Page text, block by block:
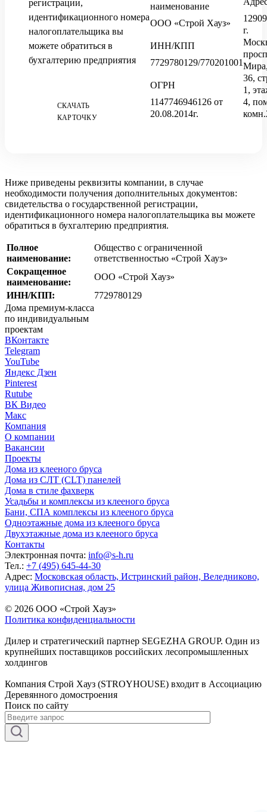
регистрации,
идентификационного номера
налогоплательщика вы
можете обратиться в
бухгалтерию предприятия
СКАЧАТЬ
КАРТОЧКУ
наименование
ООО «Строй Хауз»
ИНН/КПП
7729780129/770201001
ОГРН
1147746946126 от
20.08.2014г.
г.
36,
1,
4,
Ниже приведены реквизиты компании, в случае
необходимости получения дополнительных документов:
свидетельства о государственной регистрации,
идентификационного номера налогоплательщика вы можете
обратиться в бухгалтерию предприятия.
Полное
наименование:
Общество с ограниченной
ответственностью «Строй Хауз»
Сокращенное
наименование:
ООО «Строй Хауз»
ИНН/КПП:
7729780129
Дома премиум-класса
по индивидуальным
проектам
ВКонтакте
Telegram
YouTube
Яндекс Дзен
Pinterest
Rutube
ВК Видео
Макс
Компания
О компании
Вакансии
Проекты
Дома из клееного бруса
Дома из СЛТ (CLT) панелей
Дома в стиле фахверк
Усадьбы и комплексы из клееного бруса
Бани, СПА комплексы из клееного бруса
Одноэтажные дома из клееного бруса
Двухэтажные дома из клееного бруса
Контакты
Электронная почта: info@s-h.ru
Тел.: +7 (495) 645-44-30
Адрес: Московская область, Истринский район, Веледниково,
улица Живописная, дом 25
© 2026 ООО «Строй Хауз»
Политика конфиденциальности
Дилер и стратегический партнер SEGEZHA GROUP. Один из
крупнейших поставщиков российских лесопромышленных
холдингов
Компания Строй Хауз (STROYHOUSE) входит в Ассоциацию
Деревянного домостроения
Поиск по сайту